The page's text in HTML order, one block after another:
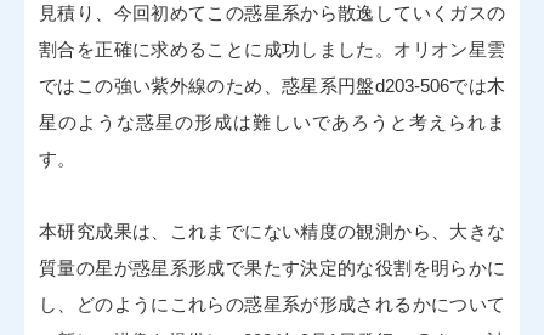
見積り、今回初めてこの惑星系から散逸していくガスの
割合を正確に求めることに成功しました。オリオン星雲
ではこの強い紫外線のため、惑星系円盤d203-506では木
星のような惑星の形成は難しいであろうと考えられま
す。
本研究成果は、これまでにない精度の観測から、大きな
質量の星が惑星系形成で果たす決定的な役割を明らかに
し、どのようにこれらの惑星系が形成されるかについて